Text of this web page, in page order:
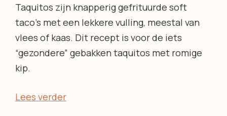
Taquitos zijn knapperig gefrituurde soft
taco’s met een lekkere vulling, meestal van
vlees of kaas. Dit recept is voor de iets
“gezondere” gebakken taquitos met romige
kip.
Lees verder